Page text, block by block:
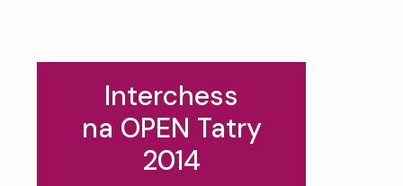
Interchess
na OPEN Tatry
2014